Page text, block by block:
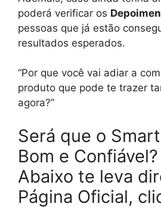
poderá verificar os
pessoas que já estão
resultados esperados.
“Por que você vai adiar a
produto que pode te trazer
agora?”
Será que o
Bom e
Abaixo te leva
Página Oficial,